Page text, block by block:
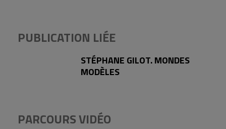
PUBLICATION LIÉE
STÉPHANE GILOT. MONDES
MODÈLES
PARCOURS VIDÉO